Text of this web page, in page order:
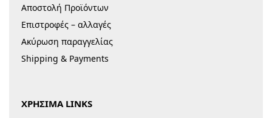
Αποστολή Προϊόντων
Επιστροφές – αλλαγές
Ακύρωση παραγγελίας
Shipping & Payments
ΧΡΗΣΙΜΑ LINKS